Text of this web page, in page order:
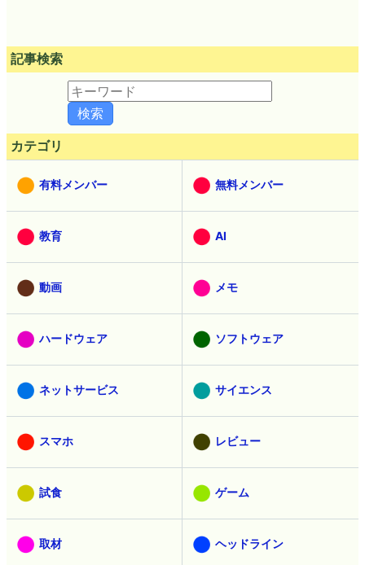
記事検索
カテゴリ
有料メンバー 無料メンバー
教育 AI
動画 メモ
ハードウェア ソフトウェア
ネットサービス サイエンス
スマホ レビュー
試食 ゲーム
取材 ヘッドライン